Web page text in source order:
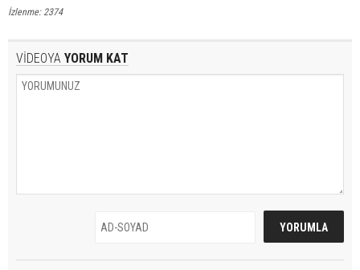
İzlenme: 2374
VİDEOYA YORUM KAT